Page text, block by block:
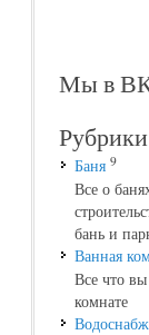
Мы в
Рубрики
Баня 9
Все о
бань и
Ванная
Все что
комнате